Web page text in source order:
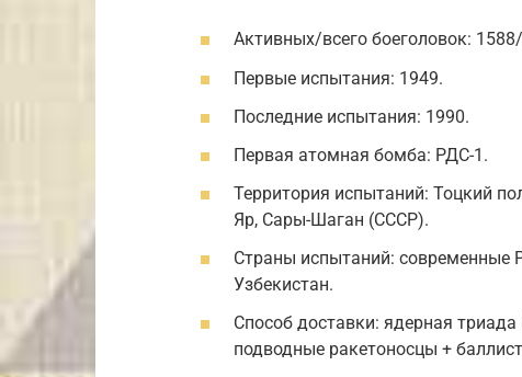
Активных/всего боеголовок:
Первые испытания: 1949.
Последние испытания: 1990.
Первая атомная бомба: РДС-1.
Территория испытаний: Тоцкий
Яр, Сары-Шаган (СССР).
Страны испытаний: современные
Узбекистан.
Способ доставки: ядерная
подводные ракетоносцы +